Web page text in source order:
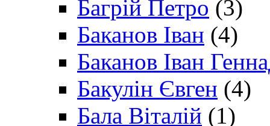
Багрій Петро (3)
Баканов Іван (4)
Баканов Іван
Бакулін Євген (4)
Бала Віталій (1)